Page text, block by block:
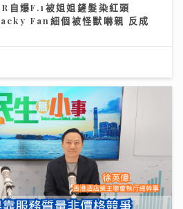
爆F.1被姐姐鏟髮染紅頭
Fan細個被怪獸嚇親 反成